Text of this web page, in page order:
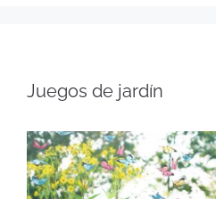
Juegos de jardín